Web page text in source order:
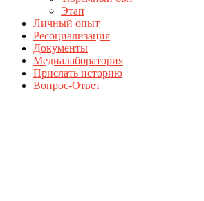
Этап
Личный опыт
Ресоциализация
Документы
Медиалаборатория
Прислать историю
Вопрос-Ответ